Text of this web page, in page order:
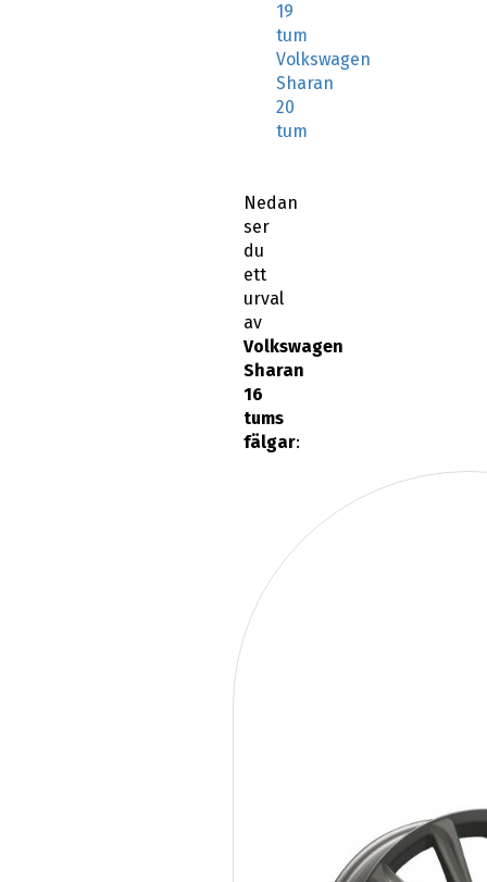
19
tum
Volkswagen
Sharan
20
tum
Nedan
ser
du
ett
urval
av
Volkswagen
Sharan
16
tums
fälgar: